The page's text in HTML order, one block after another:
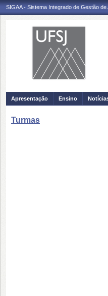
SIGAA - Sistema Integrado de Gestão de
Apresentação Ensino
Turmas